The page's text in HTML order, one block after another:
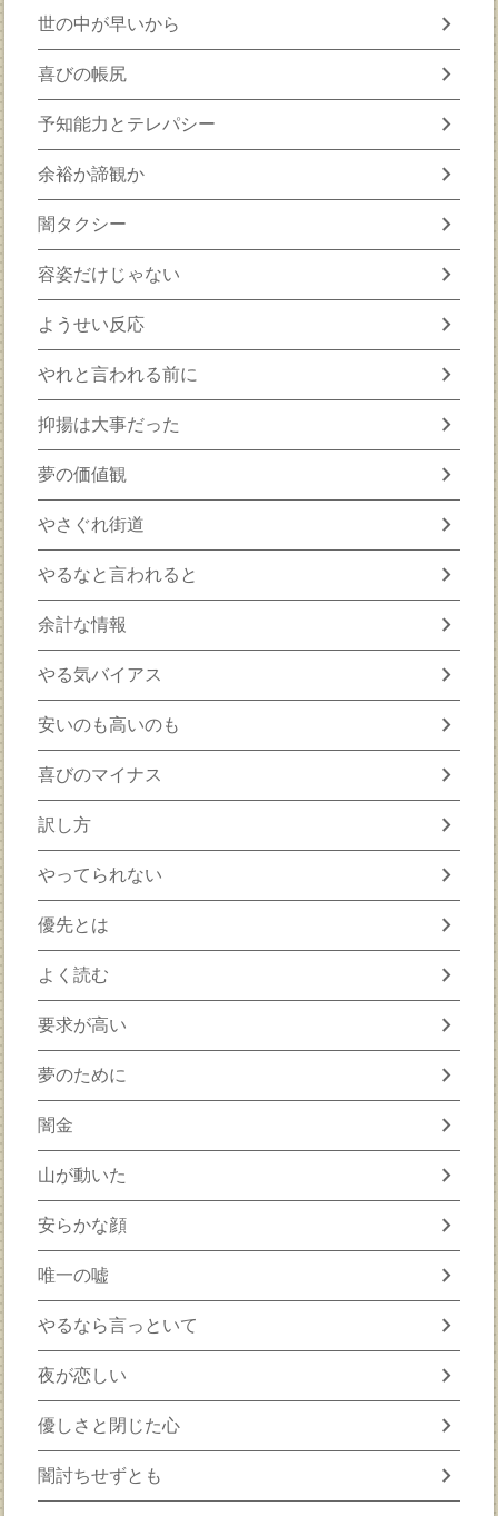
世の中が早いから chevron_right
喜びの帳尻 chevron_right
予知能力とテレパシー chevron_right
余裕か諦観か chevron_right
闇タクシー chevron_right
容姿だけじゃない chevron_right
ようせい反応 chevron_right
やれと言われる前に chevron_right
抑揚は大事だった chevron_right
夢の価値観 chevron_right
やさぐれ街道 chevron_right
やるなと言われると chevron_right
余計な情報 chevron_right
やる気バイアス chevron_right
安いのも高いのも chevron_right
喜びのマイナス chevron_right
訳し方 chevron_right
やってられない chevron_right
優先とは chevron_right
よく読む chevron_right
要求が高い chevron_right
夢のために chevron_right
闇金 chevron_right
山が動いた chevron_right
安らかな顔 chevron_right
唯一の嘘 chevron_right
やるなら言っといて chevron_right
夜が恋しい chevron_right
優しさと閉じた心 chevron_right
闇討ちせずとも chevron_right